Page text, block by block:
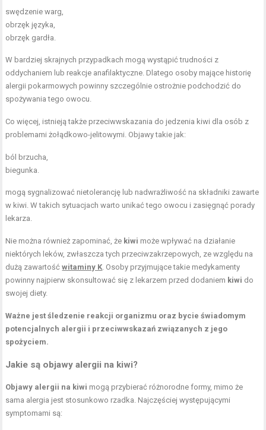
swędzenie warg,
obrzęk języka,
obrzęk gardła.
W bardziej skrajnych przypadkach mogą wystąpić trudności z
oddychaniem lub reakcje anafilaktyczne. Dlatego osoby mające historię
alergii pokarmowych powinny szczególnie ostrożnie podchodzić do
spożywania tego owocu.
Co więcej, istnieją także przeciwwskazania do jedzenia kiwi dla osób z
problemami żołądkowo-jelitowymi. Objawy takie jak:
ból brzucha,
biegunka.
mogą sygnalizować nietolerancję lub nadwrażliwość na składniki zawarte
w kiwi. W takich sytuacjach warto unikać tego owocu i zasięgnąć porady
lekarza.
Nie można również zapominać, że kiwi może wpływać na działanie
niektórych leków, zwłaszcza tych przeciwzakrzepowych, ze względu na
dużą zawartośćwitaminy K . Osoby przyjmujące takie medykamenty
powinny najpierw skonsultować się z lekarzem przed dodaniem kiwi do
swojej diety.
Ważne jest śledzenie reakcji organizmu oraz bycie świadomym
potencjalnych alergii i przeciwwskazań związanych z jego
spożyciem.
Jakie są objawy alergii na kiwi?
Objawy alergii na kiwi mogą przybierać różnorodne formy, mimo że
sama alergia jest stosunkowo rzadka. Najczęściej występującymi
symptomami są: